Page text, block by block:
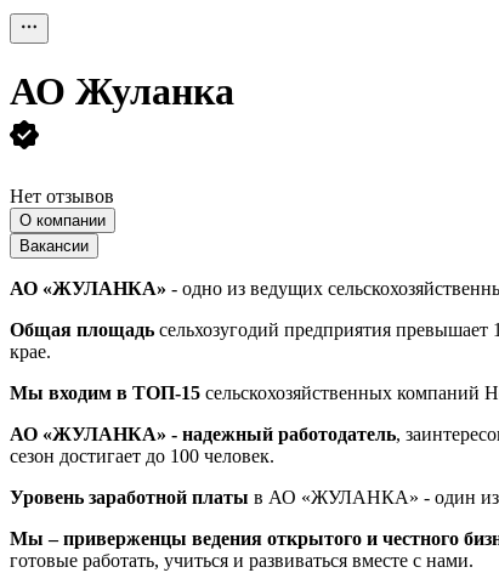
АО Жуланка
Нет отзывов
О компании
Вакансии
АО «ЖУЛАНКА» - одно из ведущих
Общая площадь сельхозугодий предприятия превышает
крае.
Мы входим в ТОП-15 сельскохозяйственных компаний
АО «ЖУЛАНКА» - надежный работодатель,
сезон достигает до 100 человек.
Уровень заработной платы в АО «ЖУЛАНКА» - один из
Мы – приверженцы ведения открытого и честного
готовые работать, учиться и развиваться вместе с нами.